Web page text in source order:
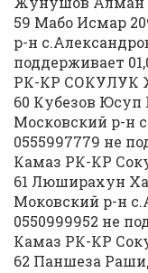
59 Мабо Исмар
р-н
поддерживает
РК-КР СОКУЛУК
60 Кубезов Юсуп
Московский р-н
0555997779 не
Камаз РК-КР
61 Люширахун
Моковский р-н
0550999952 не
Камаз РК-КР
62 Паншеза